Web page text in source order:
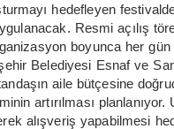
hedefleyen
Resmi açılış
boyunca her gün
Belediyesi Esnaf ve
aile bütçesine
artırılması
alışveriş yapabilmesi